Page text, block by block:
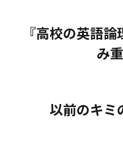
『高校の英語
み
以前のキミ